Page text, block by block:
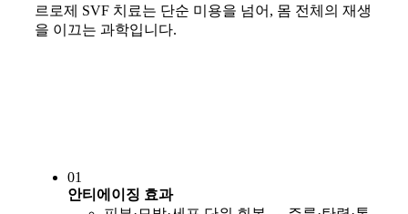
르로제 SVF 치료는 단순 미용을 넘어, 몸 전체의 재생
을 이끄는 과학입니다.
01
안티에이징 효과